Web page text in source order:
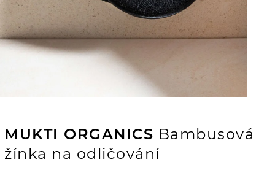
MUKTI ORGANICS Bambusová
žínka na odličování